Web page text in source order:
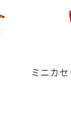
ミニカ